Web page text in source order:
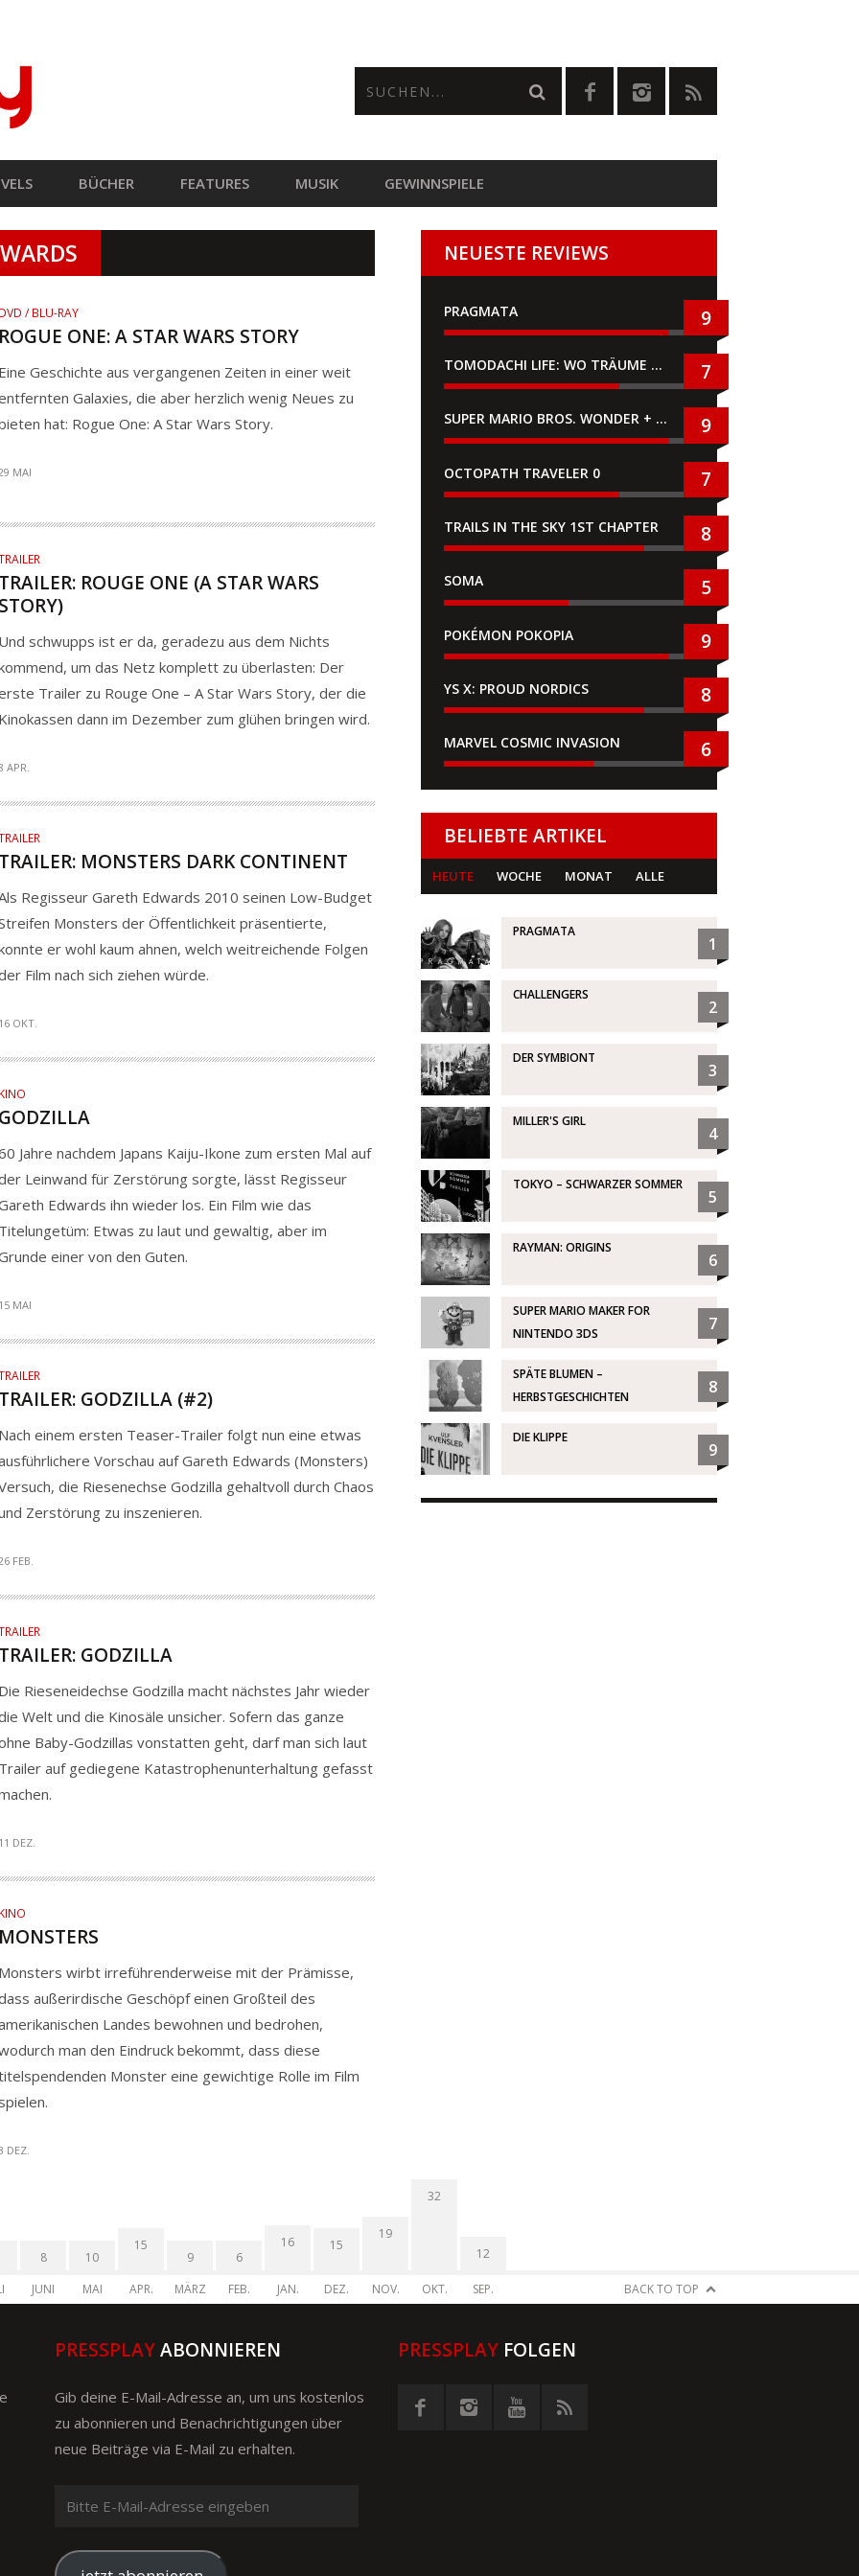
BÜCHER FEATURES MUSIK GEWINNSPIELE
/ BLU-RAY
ONE: A STAR WARS STORY
Geschichte aus vergangenen Zeiten in einer weit
Galaxies, die aber herzlich wenig Neues zu
hat: Rogue One: A Star Wars Story.
MAI
ROUGE ONE (A STAR WARS
schwupps ist er da, geradezu aus dem Nichts
um das Netz komplett zu überlasten: Der
Trailer zu Rouge One – A Star Wars Story, der die
dann im Dezember zum glühen bringen wird.
APR.
MONSTERS DARK CONTINENT
Regisseur Gareth Edwards 2010 seinen Low-Budget
Monsters der Öffentlichkeit präsentierte,
er wohl kaum ahnen, welch weitreichende Folgen
Film nach sich ziehen würde.
OKT.
Jahre nachdem Japans Kaiju-Ikone zum ersten Mal auf
Leinwand für Zerstörung sorgte, lässt Regisseur
Edwards ihn wieder los. Ein Film wie das
Etwas zu laut und gewaltig, aber im
einer von den Guten.
MAI
GODZILLA (#2)
einem ersten Teaser-Trailer folgt nun eine etwas
Vorschau auf Gareth Edwards (Monsters)
die Riesenechse Godzilla gehaltvoll durch Chaos
Zerstörung zu inszenieren.
FEB.
GODZILLA
Rieseneidechse Godzilla macht nächstes Jahr wieder
Welt und die Kinosäle unsicher. Sofern das ganze
Baby-Godzillas vonstatten geht, darf man sich laut
auf gediegene Katastrophenunterhaltung gefasst
DEZ.
wirbt irreführenderweise mit der Prämisse,
außerirdische Geschöpf einen Großteil des
Landes bewohnen und bedrohen,
man den Eindruck bekommt, dass diese
Monster eine gewichtige Rolle im Film
DEZ.
NEUESTE REVIEWS
PRAGMATA 9
TOMODACHI LIFE: WO TRÄUME WAHR WERDEN 7
SUPER MARIO BROS. WONDER + GEMEINSAM IM BELLABEL-PARK 9
OCTOPATH TRAVELER 0 7
TRAILS IN THE SKY 1ST CHAPTER 8
SOMA 5
POKÉMON POKOPIA 9
YS X: PROUD NORDICS 8
MARVEL COSMIC INVASION 6
BELIEBTE ARTIKEL
HEUTE WOCHE MONAT ALLE
PRAGMATA
1
CHALLENGERS
2
DER SYMBIONT
3
MILLER'S GIRL
4
TOKYO – SCHWARZER SOMMER
5
RAYMAN: ORIGINS
6
SUPER MARIO MAKER FOR
NINTENDO 3DS
7
SPÄTE BLUMEN –
HERBSTGESCHICHTEN
8
DIE KLIPPE
9
8
JUNI
10
MAI
15
APR.
9
MÄRZ
6
FEB.
16
JAN.
15
DEZ.
19
NOV.
32
OKT.
12
SEP. BACK TO TOP
PRESSPLAYABONNIEREN
Gib deine E-Mail-Adresse an, um uns kostenlos
zu abonnieren und Benachrichtigungen über
neue Beiträge via E-Mail zu erhalten.
Mail-
PRESSPLAYFOLGEN